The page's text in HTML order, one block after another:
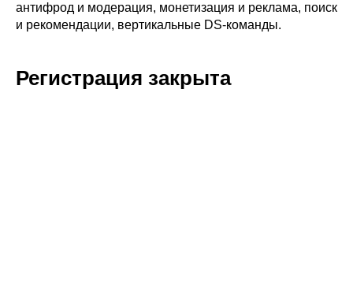
антифрод и модерация, монетизация и реклама, поиск
и рекомендации, вертикальные DS-команды.
Регистрация закрыта